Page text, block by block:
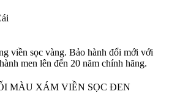
viền sọc vàng. Bảo hành đổi mới với
men lên đến 20 năm chính hãng.